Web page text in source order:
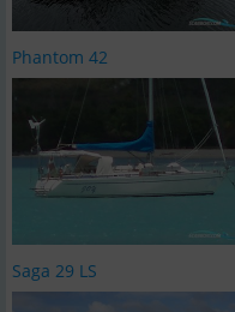
Phantom 42
Saga 29 LS